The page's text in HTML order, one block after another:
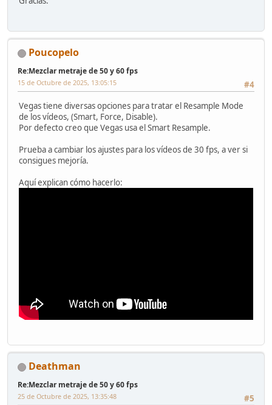
Poucopelo
Re:Mezclar metraje de 50 y 60 fps
#4
15 de Octubre de 2025, 13:05:15
Vegas tiene diversas opciones para tratar el Resample Mode
de los vídeos, (Smart, Force, Disable).
Por defecto creo que Vegas usa el Smart Resample.
Prueba a cambiar los ajustes para los vídeos de 30 fps, a ver si
consigues mejoría.
Aquí explican cómo hacerlo:
Deathman
Re:Mezclar metraje de 50 y 60 fps
#5
25 de Octubre de 2025, 13:35:48